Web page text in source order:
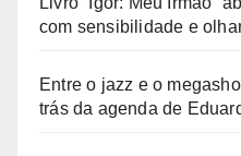
com sensibilidade e
Entre o jazz e o
trás da agenda de